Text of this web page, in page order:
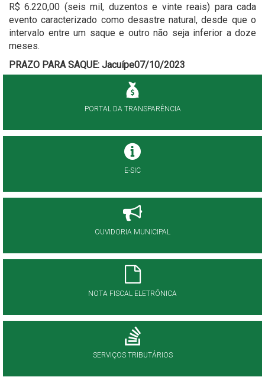
R$ 6.220,00 (seis mil, duzentos e vinte reais) para cada
evento caracterizado como desastre natural, desde que o
intervalo entre um saque e outro não seja inferior a doze
meses.
PRAZO PARA SAQUE: Jacuípe07/10/2023
PORTAL DA TRANSPARÊNCIA
E-SIC
OUVIDORIA MUNICIPAL
NOTA FISCAL ELETRÔNICA
SERVIÇOS TRIBUTÁRIOS